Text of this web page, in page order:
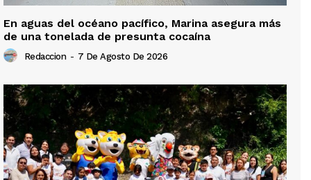
En aguas del océano pacífico, Marina asegura más
de una tonelada de presunta cocaína
Redaccion - 7 De Agosto De 2026